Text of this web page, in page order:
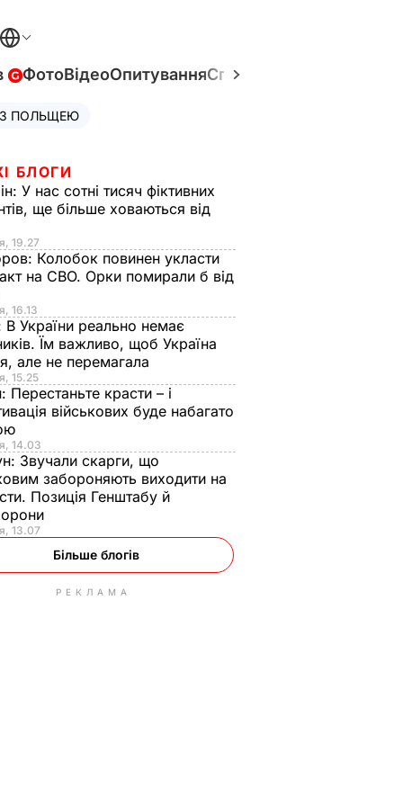
ФотоВідеоОпитуванняСпецпроєкти
ПОЛЬЩЕЮ
БЛОГИ
У нас сотні тисяч фіктивних
ще більше ховаються від
19.27
Колобок повинен укласти
на СВО. Орки помирали б від
16.13
В України реально немає
Їм важливо, щоб Україна
але не перемагала
15.25
Перестаньте красти – і
військових буде набагато
14.03
Звучали скарги, що
забороняють виходити на
Позиція Генштабу й
13.07
Більше блогів
РЕКЛАМА